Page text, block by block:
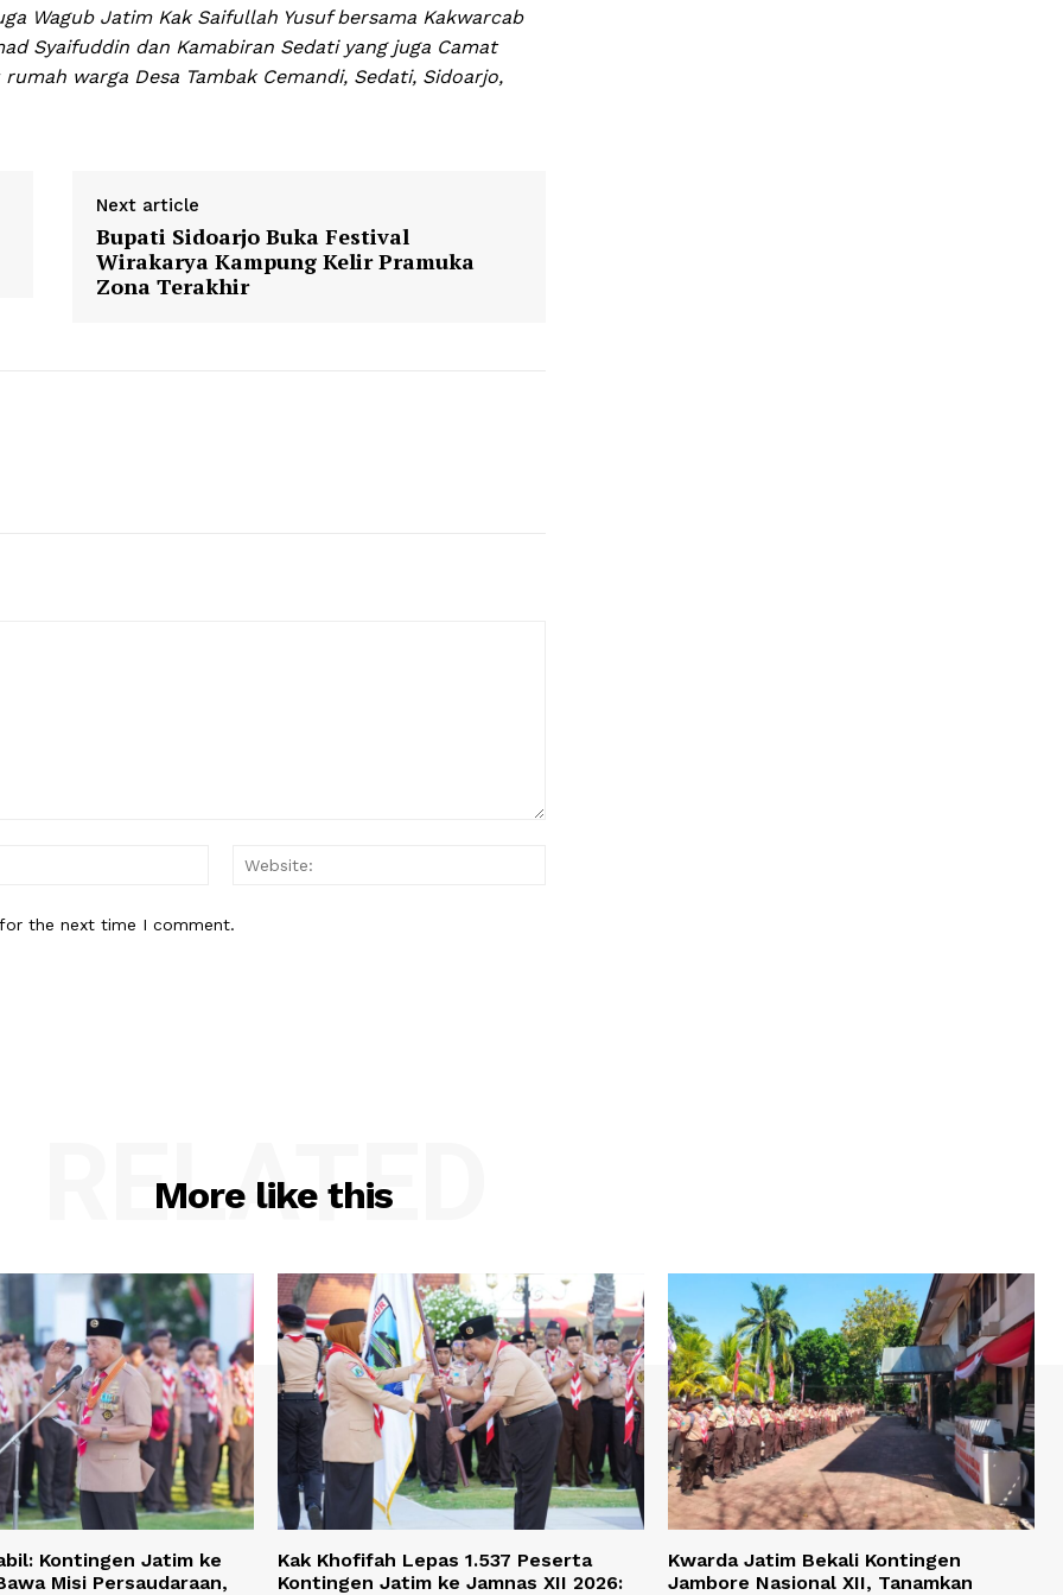
Wagub Jatim Kak Saifullah Yusuf bersama Kakwarcab
Syaifuddin dan Kamabiran Sedati yang juga Camat
warga Desa Tambak Cemandi, Sedati, Sidoarjo,
Next article
Bupati Sidoarjo Buka Festival
Wirakarya Kampung Kelir Pramuka
Zona Terakhir
Email:*
the next time I comment.
More like this
RELATED
Kontingen Jatim ke
Misi Persaudaraan,
Kak Khofifah Lepas 1.537 Peserta
Kontingen Jatim ke Jamnas XII 2026:
Kwarda Jatim Bekali Kontingen
Jambore Nasional XII, Tanamkan